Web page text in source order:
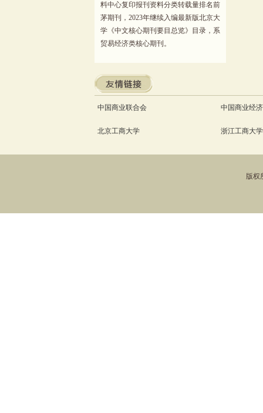
料中心复印报刊资料分类转载量排名前
茅期刊，2023年继续入编最新版北京大
学《中文核心期刊要目总览》目录，系
贸易经济类核心期刊。
中国商业联合会 中国商业经
北京工商大学 浙江工商大学
版